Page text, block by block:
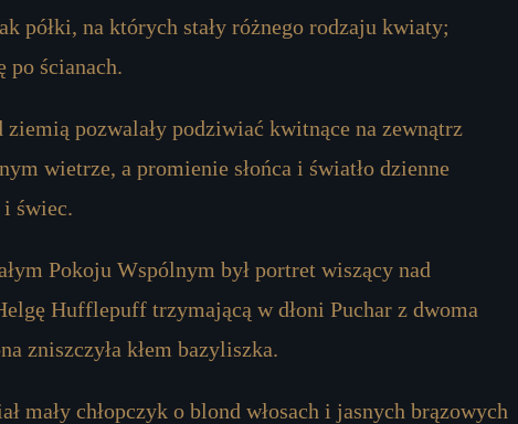
półki, na których stały różnego rodzaju kwiaty;
po ścianach.
pozwalały podziwiać kwitnące na zewnątrz
wietrze, a promienie słońca i światło dzienne
i świec.
Pokoju Wspólnym był portret wiszący nad
Hufflepuff trzymającą w dłoni Puchar z dwoma
zniszczyła kłem bazyliszka.
mały chłopczyk o blond włosach i jasnych brązowych